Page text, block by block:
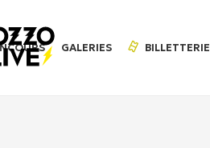
GALERIES BILLETTERIE